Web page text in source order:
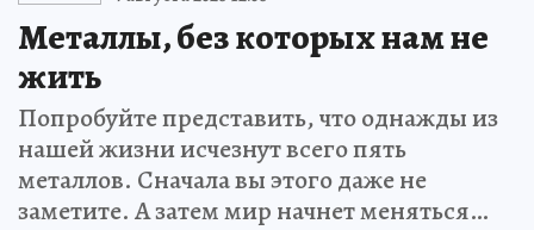
Металлы, без которых нам не
жить
Попробуйте представить, что однажды из
нашей жизни исчезнут всего пять
металлов. Сначала вы этого даже не
заметите. А затем мир начнет меняться…